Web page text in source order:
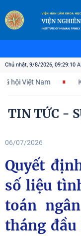
Chủ nhật, 9/8/2026, 09:29:11
Nam Kế
TIN TỨC -
06/07/2026
Quyết
số liệu
toán
tháng đầu